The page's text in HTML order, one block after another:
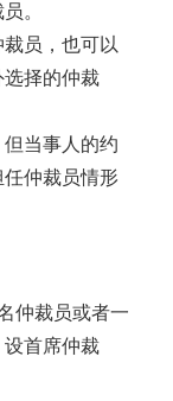
。
员，也可以
择的仲裁
当事人的约
仲裁员情形
仲裁员或者一
首席仲裁